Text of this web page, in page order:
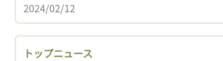
2024/02/12
トップニュース